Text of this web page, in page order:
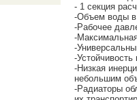
- 1 секция
-Объем воды в
-Рабочее
-
-
-
-Низкая
небольшим
-Радиаторы